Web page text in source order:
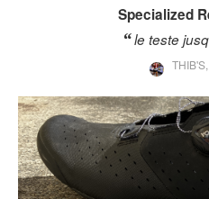
Specialized
le teste
THIB'S,